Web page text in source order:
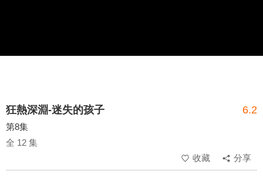
狂熱深淵-迷失的孩子 6.2
第8集
全 12 集
收藏
分享